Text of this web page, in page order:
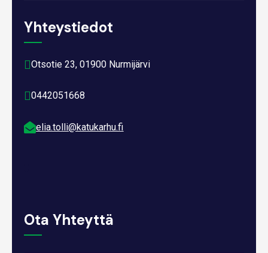
Yhteystiedot
Otsotie 23, 01900 Nurmijärvi
0442051668
elia.tolli@katukarhu.fi
Ota Yhteyttä